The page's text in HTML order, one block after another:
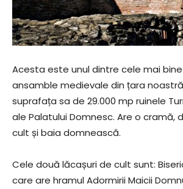
Acesta este unul dintre cele mai
ansamble medievale din țara
suprafața sa de 29.000 mp ruinele
ale Palatului Domnesc. Are o cramă,
cult și baia domnească.
Cele două lăcașuri de cult sunt:
care are hramul Adormirii Maicii